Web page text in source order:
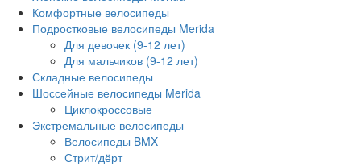
Комфортные велосипеды
Подростковые велосипеды Merida
Для девочек (9-12 лет)
Для мальчиков (9-12 лет)
Складные велосипеды
Шоссейные велосипеды Merida
Циклокроссовые
Экстремальные велосипеды
Велосипеды BMX
Стрит/дёрт